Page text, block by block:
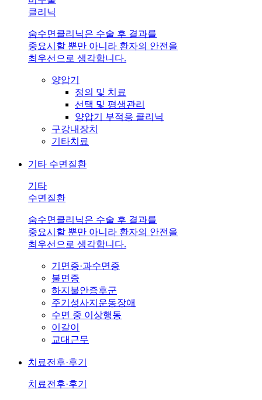
클리닉
숨수면클리닉은 수술 후 결과를
중요시할 뿐만 아니라 환자의 안전을
최우선으로 생각합니다.
양압기
정의 및 치료
선택 및 평생관리
양압기 부적응 클리닉
구강내장치
기타치료
기타 수면질환
기타
수면질환
숨수면클리닉은 수술 후 결과를
중요시할 뿐만 아니라 환자의 안전을
최우선으로 생각합니다.
기면증·과수면증
불면증
하지불안증후군
주기성사지운동장애
수면 중 이상행동
이갈이
교대근무
치료전후·후기
치료전후·후기